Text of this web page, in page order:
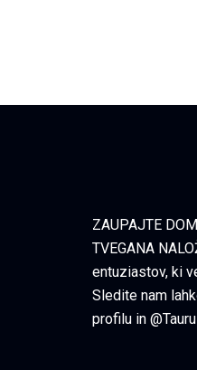
ZAUPAJTE
TVEGANA
entuziastov, ki
Sledite nam
profilu in